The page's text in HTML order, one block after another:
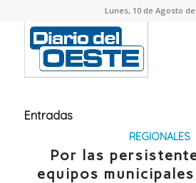
Lunes, 10 de Agosto de
Entradas
REGIONALES
Por las
equipos